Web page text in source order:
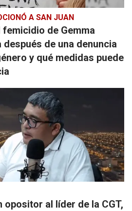
A SAN JUAN
femicidio de Gemma
de una denuncia
y qué medidas puede
opositor al líder de la CGT,